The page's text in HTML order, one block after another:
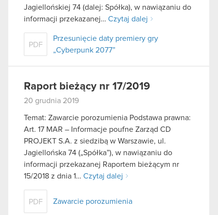
Jagiellońskiej 74 (dalej: Spółka), w nawiązaniu do
informacji przekazanej… Czytaj dalej
PDF
Przesunięcie daty premiery gry
„Cyberpunk 2077”
Raport bieżący nr 17/2019
20 grudnia 2019
Temat: Zawarcie porozumienia Podstawa prawna:
Art. 17 MAR – Informacje poufne Zarząd CD
PROJEKT S.A. z siedzibą w Warszawie, ul.
Jagiellońska 74 („Spółka”), w nawiązaniu do
informacji przekazanej Raportem bieżącym nr
15/2018 z dnia 1… Czytaj dalej
PDF Zawarcie porozumienia